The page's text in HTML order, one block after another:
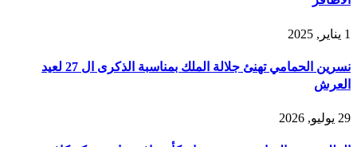
1 يناير, 2025
نسرين الحمامي تهنئ جلالة الملك بمناسبة الذكرى ال 27 لعيد
العرش
29 يوليو, 2026